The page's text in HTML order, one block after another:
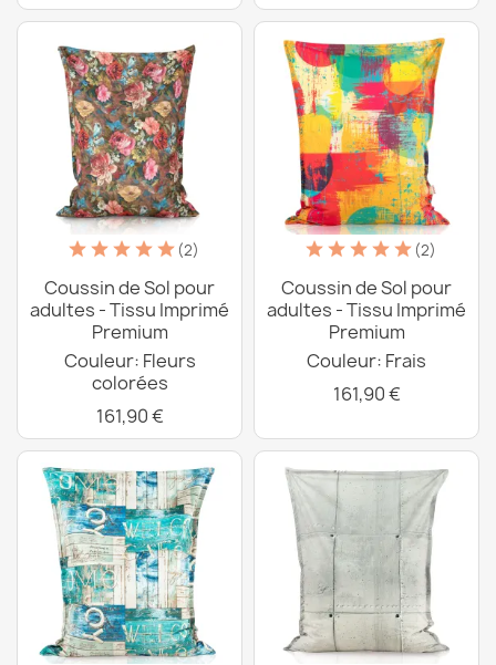
(2)
Coussin de Sol pour
adultes - Tissu Imprimé
Premium
Couleur: Fleurs
colorées
161,90 €
(2)
Coussin de Sol pour
adultes - Tissu Imprimé
Premium
Couleur: Frais
161,90 €